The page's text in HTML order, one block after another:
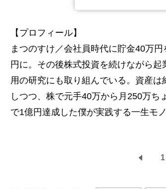
【プロフィール】
まつのすけ／会社員時代に貯金40万
円に。その後株式投資を続けながら
用の研究にも取り組んでいる。資産
しつつ、株で元手40万から月250万
で1億円達成した僕が実践する一生モ
1